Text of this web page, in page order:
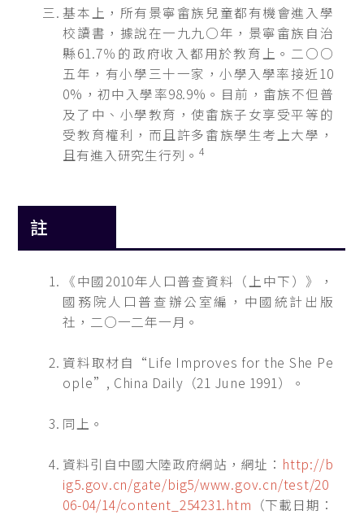
基本上，所有景寧畲族兒童都有機會進入學
校讀書，據說在一九九○年，景寧畲族自治
縣61.7％的政府收入都用於教育上。二○○
五年，有小學三十一家，小學入學率接近10
0%，初中入學率98.9%。目前，畬族不但普
及了中、小學教育，使畬族子女享受平等的
受教育權利，而且許多畬族學生考上大學，
且有進入研究生行列。4
註
《中國2010年人口普查資料（上中下）》，
國務院人口普查辦公室編，中國統計出版
社，二○一二年一月。
資料取材自“Life Improves for the She Pe
ople”, China Daily（21 June 1991）。
同上。
資料引自中國大陸政府網站，網址： http://b
ig5.gov.cn/gate/big5/www.gov.cn/test/20
06-04/14/content_254231.htm （下載日期：